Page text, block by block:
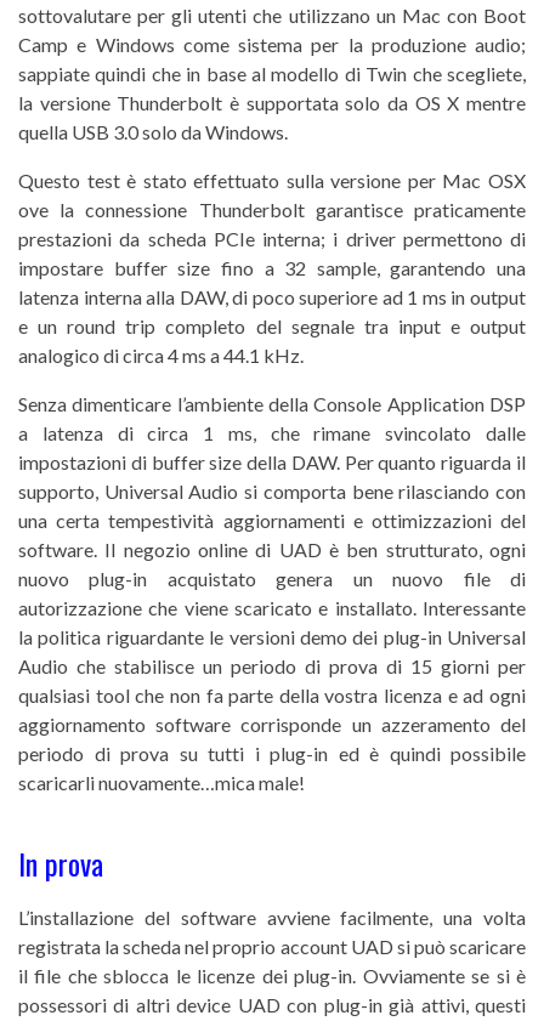
sottovalutare per gli utenti che utilizzano un Mac con Boot
Camp e Windows come sistema per la produzione audio;
sappiate quindi che in base al modello di Twin che scegliete,
la versione Thunderbolt è supportata solo da OS X mentre
quella USB 3.0 solo da Windows.
Questo test è stato effettuato sulla versione per Mac OSX
ove la connessione Thunderbolt garantisce praticamente
prestazioni da scheda PCIe interna; i driver permettono di
impostare buffer size fino a 32 sample, garantendo una
latenza interna alla DAW, di poco superiore ad 1 ms in output
e un round trip completo del segnale tra input e output
analogico di circa 4 ms a 44.1 kHz.
Senza dimenticare l’ambiente della Console Application DSP
a latenza di circa 1 ms, che rimane svincolato dalle
impostazioni di buffer size della DAW. Per quanto riguarda il
supporto, Universal Audio si comporta bene rilasciando con
una certa tempestività aggiornamenti e ottimizzazioni del
software. Il negozio online di UAD è ben strutturato, ogni
nuovo plug-in acquistato genera un nuovo file di
autorizzazione che viene scaricato e installato. Interessante
la politica riguardante le versioni demo dei plug-in Universal
Audio che stabilisce un periodo di prova di 15 giorni per
qualsiasi tool che non fa parte della vostra licenza e ad ogni
aggiornamento software corrisponde un azzeramento del
periodo di prova su tutti i plug-in ed è quindi possibile
scaricarli nuovamente…mica male!
In prova
L’installazione del software avviene facilmente, una volta
registrata la scheda nel proprio account UAD si può scaricare
il file che sblocca le licenze dei plug-in. Ovviamente se si è
possessori di altri device UAD con plug-in già attivi, questi